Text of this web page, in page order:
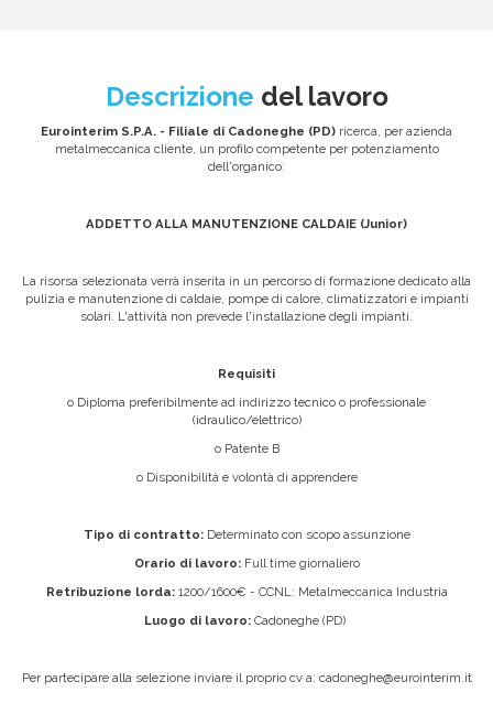
Descrizione del lavoro
Eurointerim S.P.A. - Filiale di Cadoneghe (PD) ricerca, per azienda
metalmeccanica cliente, un profilo competente per potenziamento
dell'organico:
ADDETTO ALLA MANUTENZIONE CALDAIE (Junior)
La risorsa selezionata verrà inserita in un percorso di formazione dedicato alla
pulizia e manutenzione di caldaie, pompe di calore, climatizzatori e impianti
solari. L'attività non prevede l'installazione degli impianti.
Requisiti
o Diploma preferibilmente ad indirizzo tecnico o professionale
(idraulico/elettrico)
o Patente B
o Disponibilità e volontà di apprendere
Tipo di contratto:Determinato con scopo assunzione
Orario di lavoro:Full time giornaliero
Retribuzione lorda: 1200/1600€ - CCNL: Metalmeccanica Industria
Luogo di lavoro: Cadoneghe (PD)
Per partecipare alla selezione inviare il proprio cv a: cadoneghe@eurointerim.it